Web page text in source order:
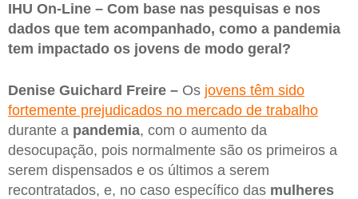
IHU On-Line – Com base nas pesquisas e nos
dados que tem acompanhado, como a pandemia
tem impactado os jovens de modo geral?
Denise Guichard Freire – Os jovens têm sido
fortemente prejudicados no mercado de trabalho
durante a pandemia, com o aumento da
desocupação, pois normalmente são os primeiros a
serem dispensados e os últimos a serem
recontratados, e, no caso específico das mulheres